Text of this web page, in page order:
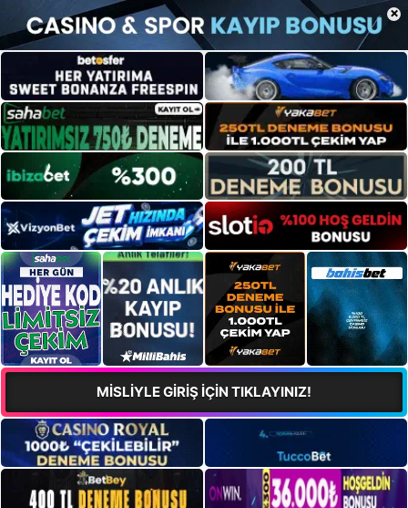
×
MİSLİYLE GİRİŞ İÇİN TIKLAYINIZ!